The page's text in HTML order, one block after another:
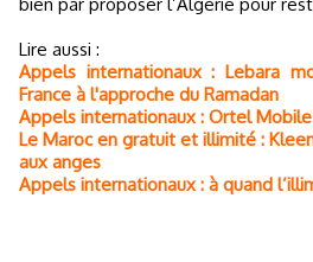
Lire aussi :
Appels internationaux : Lebara
France à l'approche du Ramadan
Appels internationaux : Ortel
Le Maroc en gratuit et illimité :
aux anges
Appels internationaux : à quand